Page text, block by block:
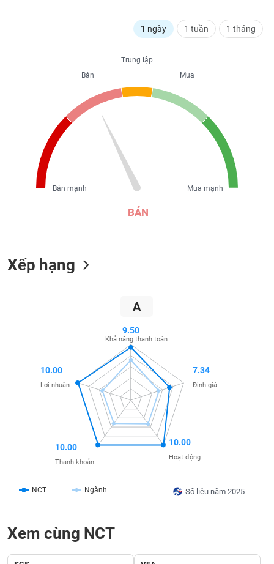
1 ngày 1 tuần 1 tháng
BÁN
Trung lập
Mua
Mua mạnh
Bán
Bán mạnh
Xếp hạng
A
Số liệu năm 2025
NCT Ngành
9.50
Khả năng thanh toán
7.34
Định giá
10.00
Hoạt động
10.00
Thanh khoản
10.00
Lợi nhuận
Xem cùng NCT
TIÊU
TIN
DỊCH